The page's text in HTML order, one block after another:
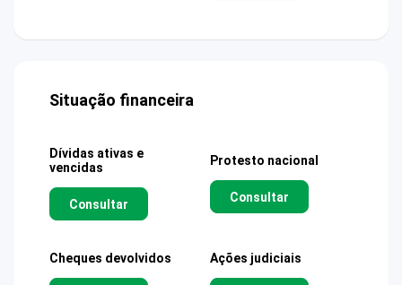
Situação financeira
Dívidas ativas e
vencidas
Consultar
Protesto nacional
Consultar
Cheques devolvidos Ações judiciais